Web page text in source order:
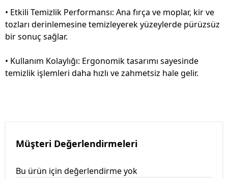
• Etkili Temizlik Performansı: Ana fırça ve moplar, kir ve
tozları derinlemesine temizleyerek yüzeylerde pürüzsüz
bir sonuç sağlar.
• Kullanım Kolaylığı: Ergonomik tasarımı sayesinde
temizlik işlemleri daha hızlı ve zahmetsiz hale gelir.
Müşteri Değerlendirmeleri
Bu ürün için değerlendirme yok